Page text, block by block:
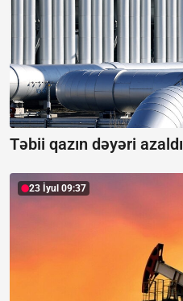
Təbii qazın dəyəri azaldı
23 İyul 09:37